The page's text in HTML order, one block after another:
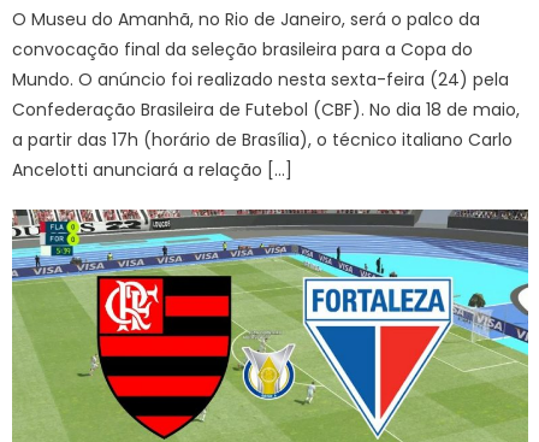
O Museu do Amanhã, no Rio de Janeiro, será o palco da
convocação final da seleção brasileira para a Copa do
Mundo. O anúncio foi realizado nesta sexta-feira (24) pela
Confederação Brasileira de Futebol (CBF). No dia 18 de maio,
a partir das 17h (horário de Brasília), o técnico italiano Carlo
Ancelotti anunciará a relação […]